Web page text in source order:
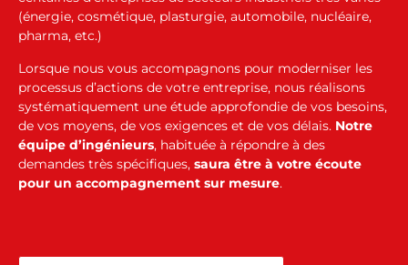
(énergie, cosmétique, plasturgie, automobile, nucléaire,
pharma, etc.)
Lorsque nous vous accompagnons pour moderniser les
processus d’actions de votre entreprise, nous réalisons
systématiquement une étude approfondie de vos besoins,
de vos moyens, de vos exigences et de vos délais. Notre
équipe d’ingénieurs, habituée à répondre à des
demandes très spécifiques, saura être à votre écoute
pour un accompagnement sur mesure.